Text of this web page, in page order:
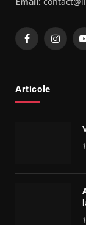
Facebook
Articole